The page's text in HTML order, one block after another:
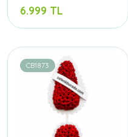
6.999 TL
CB1873